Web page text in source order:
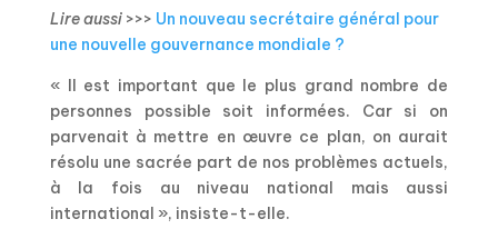
Lire aussi>>> Un nouveau secrétaire général pour
une nouvelle gouvernance mondiale ?
« Il est important que le plus grand nombre de
personnes possible soit informées. Car si on
parvenait à mettre en œuvre ce plan, on aurait
résolu une sacrée part de nos problèmes actuels,
à la fois au niveau national mais aussi
international », insiste-t-elle.